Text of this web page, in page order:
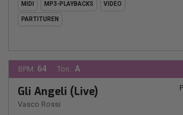
MIDI MP3-PLAYBACKS VIDEO
PARTITUREN
BPM: 64 Ton.: A
Gli Angeli (Live)
Vasco Rossi